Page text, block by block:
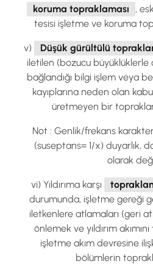
koruma topraklaması
,
tesisi işletme ve koruma
v) Düşük gürültülü
iletilen (bozucu büyüklüklerle
bağlandığı bilgi işlem veya
kayıplarına neden olan
üretmeyen bir
Not : Genlik/frekans
(suseptans= 1/x) duyarlık,
olarak
vi) Yıldırıma karşı
durumunda, işletme gereği
iletkenlere atlamaları (geri
önlemek ve yıldırım
işletme akım devresine
bölümlerin